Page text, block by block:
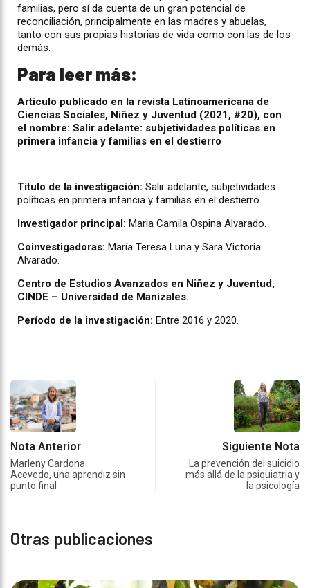
familias, pero sí da cuenta de un gran potencial de
reconciliación, principalmente en las madres y abuelas,
tanto con sus propias historias de vida como con las de los
demás.
Para leer más:
Artículo publicado en la revista Latinoamericana de
Ciencias Sociales, Niñez y Juventud (2021, #20), con
el nombre: Salir adelante: subjetividades políticas en
primera infancia y familias en el destierro
Título de la investigación: Salir adelante, subjetividades
políticas en primera infancia y familias en el destierro.
Investigador principal: Maria Camila Ospina Alvarado.
Coinvestigadoras: María Teresa Luna y Sara Victoria
Alvarado.
Centro de Estudios Avanzados en Niñez y Juventud,
CINDE – Universidad de Manizales.
Período de la investigación: Entre 2016 y 2020.
Nota Anterior
Marleny Cardona
Acevedo, una aprendiz sin
punto final
Siguiente Nota
La prevención del suicidio
más allá de la psiquiatria y
la psicología
Otras publicaciones